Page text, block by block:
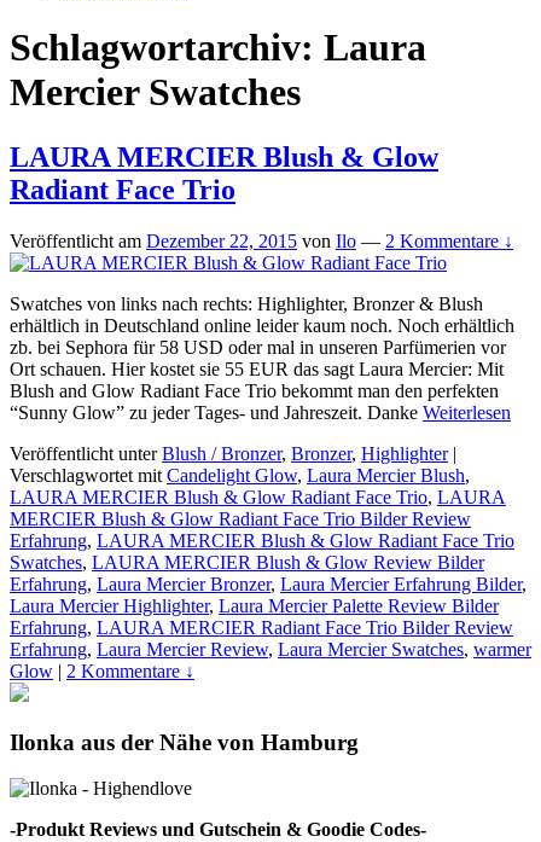
Schlagwortarchiv: Laura
Mercier Swatches
LAURA MERCIER Blush & Glow
Radiant Face Trio
Veröffentlicht am Dezember 22, 2015 von Ilo — 2 Kommentare ↓
Swatches von links nach rechts: Highlighter, Bronzer & Blush
erhältlich in Deutschland online leider kaum noch. Noch erhältlich
zb. bei Sephora für 58 USD oder mal in unseren Parfümerien vor
Ort schauen. Hier kostet sie 55 EUR das sagt Laura Mercier: Mit
Blush and Glow Radiant Face Trio bekommt man den perfekten
“Sunny Glow” zu jeder Tages- und Jahreszeit. Danke Weiterlesen
Veröffentlicht unter Blush / Bronzer, Bronzer, Highlighter |
Verschlagwortet mit Candelight Glow, Laura Mercier Blush,
LAURA MERCIER Blush & Glow Radiant Face Trio, LAURA
MERCIER Blush & Glow Radiant Face Trio Bilder Review
Erfahrung, LAURA MERCIER Blush & Glow Radiant Face Trio
Swatches, LAURA MERCIER Blush & Glow Review Bilder
Erfahrung, Laura Mercier Bronzer, Laura Mercier Erfahrung Bilder,
Laura Mercier Highlighter, Laura Mercier Palette Review Bilder
Erfahrung, LAURA MERCIER Radiant Face Trio Bilder Review
Erfahrung, Laura Mercier Review, Laura Mercier Swatches, warmer
Glow | 2 Kommentare ↓
Ilonka aus der Nähe von Hamburg
-Produkt Reviews und Gutschein & Goodie Codes-